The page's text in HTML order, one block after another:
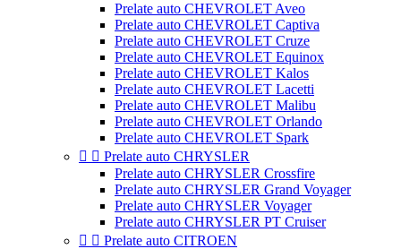
Prelate auto CHEVROLET Aveo
Prelate auto CHEVROLET Captiva
Prelate auto CHEVROLET Cruze
Prelate auto CHEVROLET Equinox
Prelate auto CHEVROLET Kalos
Prelate auto CHEVROLET Lacetti
Prelate auto CHEVROLET Malibu
Prelate auto CHEVROLET Orlando
Prelate auto CHEVROLET Spark
  Prelate auto CHRYSLER
Prelate auto CHRYSLER Crossfire
Prelate auto CHRYSLER Grand Voyager
Prelate auto CHRYSLER Voyager
Prelate auto CHRYSLER PT Cruiser
  Prelate auto CITROEN